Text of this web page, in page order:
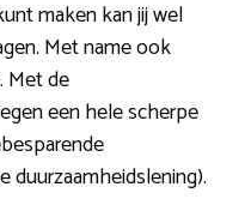
maken kan jij wel
Met name ook
Met de
een hele scherpe
duurzaamheidslening).